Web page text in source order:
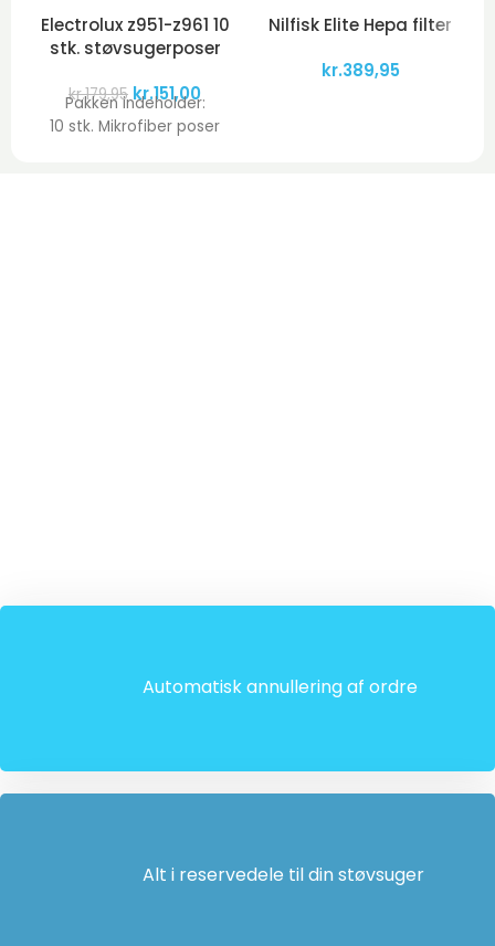
Electrolux z951-z961 10
stk. støvsugerposer
kr.179,95 kr.151,00
Pakken indeholder:
10 stk. Mikrofiber poser
Nilfisk Elite Hepa filter
kr.389,95
Automatisk annullering af ordre
Alt i reservedele til din støvsuger